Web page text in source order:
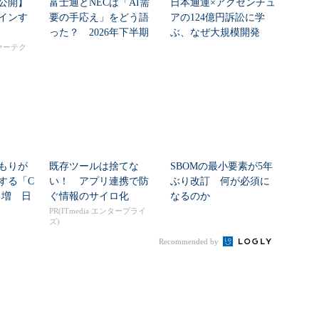
開】
ンす
ーテク
富士通とNECは「AI需
要の手応え」をどう語
った？ 2026年下半期
日本通運×アクセンチュ
アの124億円訴訟に学
ぶ、なぜ大規模開発
りが
る「C
増 日
既存ツールは捨てな
い！ アプリ連携で防
ぐ情報のサイロ化
PR(ITmedia エンタープライ
ズ)
SBOMの最小要素が5年
ぶり改訂 何が必須に
なるのか
Recommended by